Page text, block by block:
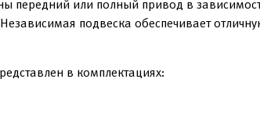
передний или полный привод в
подвеска обеспечивает
в комплектациях: